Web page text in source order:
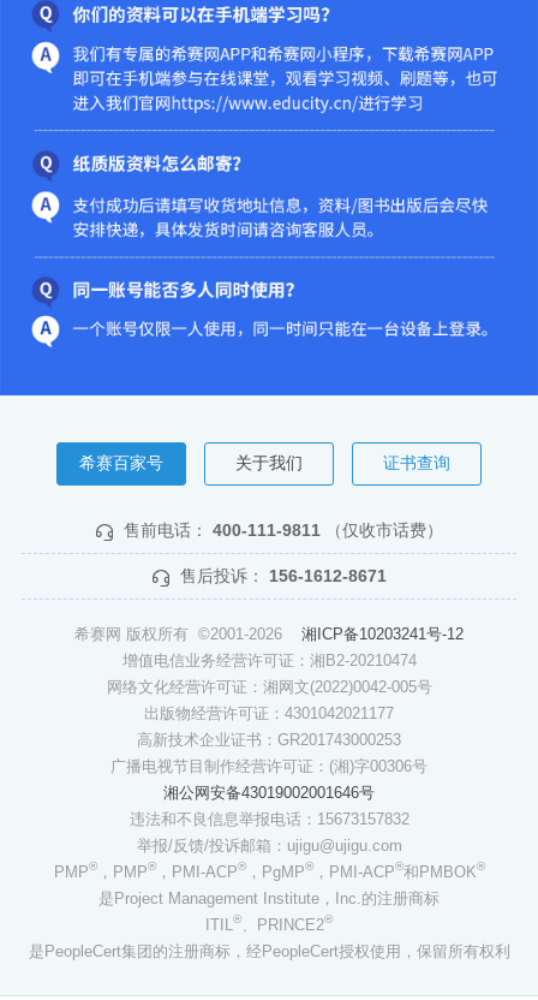
希赛百家号 关于我们 证书查询
售前电话： 400-111-9811 （仅收市话费）
售后投诉： 156-1612-8671
希赛网 版权所有 ©2001-2026 湘ICP备10203241号-12
增值电信业务经营许可证：湘B2-20210474
网络文化经营许可证：湘网文(2022)0042-005号
出版物经营许可证：4301042021177
高新技术企业证书：GR201743000253
广播电视节目制作经营许可证：(湘)字00306号
湘公网安备43019002001646号
违法和不良信息举报电话：15673157832
举报/反馈/投诉邮箱：ujigu@ujigu.com
PMP®，PMP®，PMI-ACP®，PgMP®，PMI-ACP®和PMBOK®
是Project Management Institute，Inc.的注册商标
ITIL®、PRINCE2®
是PeopleCert集团的注册商标，经PeopleCert授权使用，保留所有权利